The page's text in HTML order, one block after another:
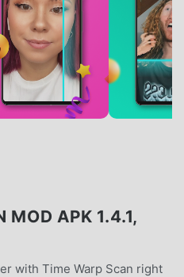
MOD APK 1.4.1,
with Time Warp Scan right